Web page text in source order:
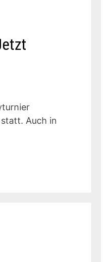
Auch in